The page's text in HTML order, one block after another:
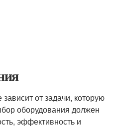
от задачи, которую
оборудования должен
эффективность и